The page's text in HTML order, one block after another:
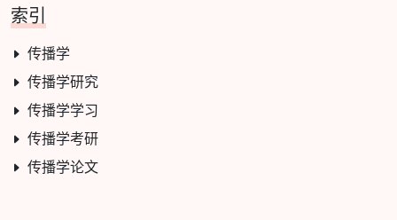
索引
传播学
传播学研究
传播学学习
传播学考研
传播学论文